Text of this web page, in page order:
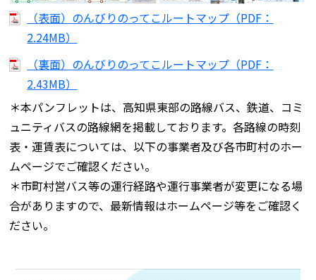
（表面）のんびりのってこルートマップ（PDF：
2.24MB）
（裏面）のんびりのってこルートマップ（PDF：
2.43MB）
＊本パンフレットは、高知県東部の路線バス、鉄道、コミ
ュニティバスの路線網を掲載しております。各路線の時刻
表・運賃表については、以下の事業者及び各市町村のホー
ムページでご確認ください。
＊市町村営バス等の運行経路や運行事業者が変更になる場
合がありますので、最新情報はホームページ等をご確認く
ださい。